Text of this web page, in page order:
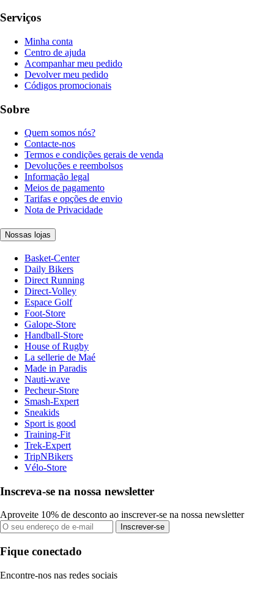
Serviços
Minha conta
Centro de ajuda
Acompanhar meu pedido
Devolver meu pedido
Códigos promocionais
Sobre
Quem somos nós?
Contacte-nos
Termos e condições gerais de venda
Devoluções e reembolsos
Informação legal
Meios de pagamento
Tarifas e opções de envio
Nota de Privacidade
Nossas lojas
Basket-Center
Daily Bikers
Direct Running
Direct-Volley
Espace Golf
Foot-Store
Galope-Store
Handball-Store
House of Rugby
La sellerie de Maé
Made in Paradis
Nauti-wave
Pecheur-Store
Smash-Expert
Sneakids
Sport is good
Training-Fit
Trek-Expert
TripNBikers
Vélo-Store
Inscreva-se na nossa newsletter
Aproveite 10% de desconto ao inscrever-se na nossa newsletter
Inscrever-se
Fique conectado
Encontre-nos nas redes sociais